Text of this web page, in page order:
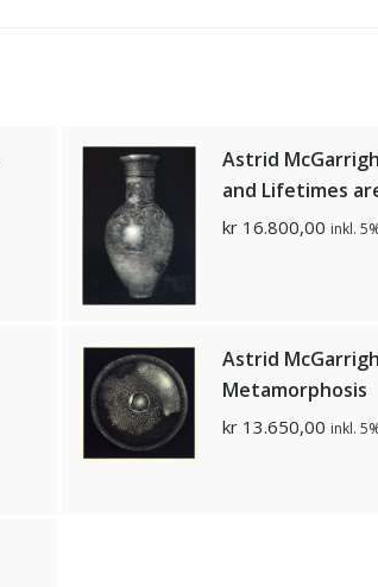
Astrid
and Lifetimes
kr16.800,00 inkl.
Astrid
Metamorphosis
kr13.650,00 inkl.